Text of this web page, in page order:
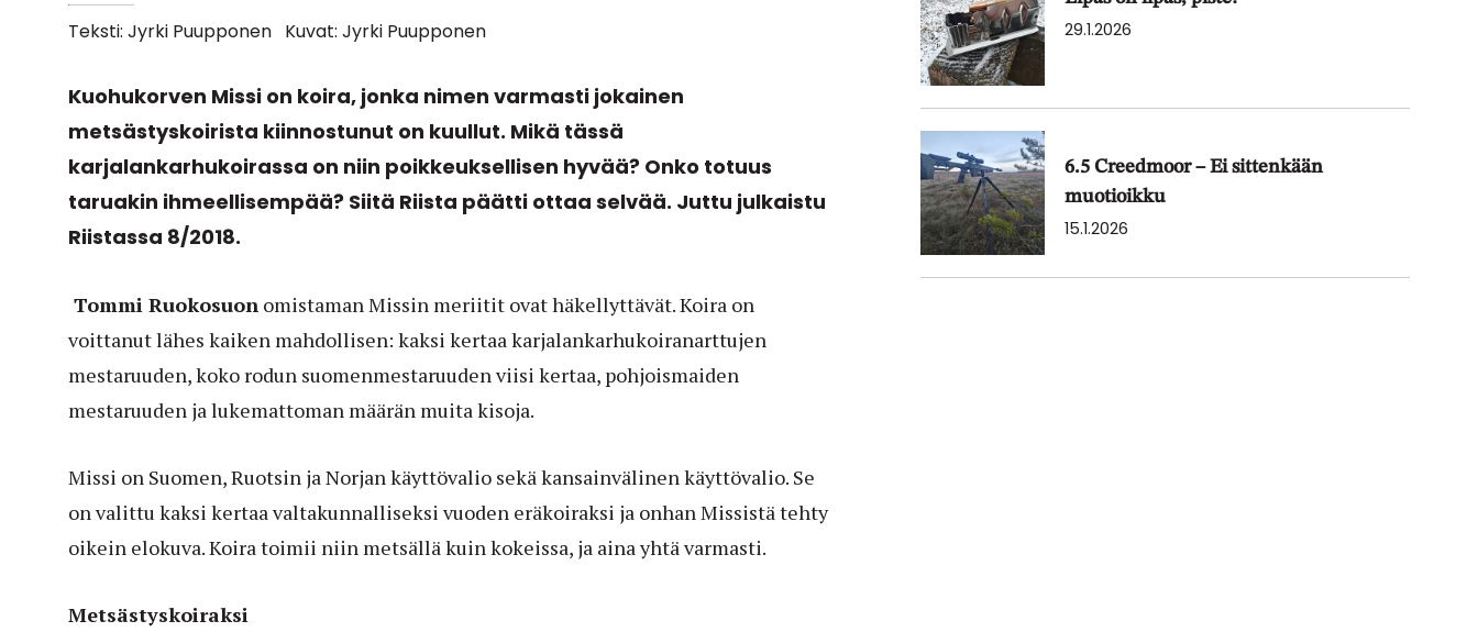
Teksti: Jyrki Puupponen Kuvat: Jyrki Puupponen
Kuohukorven Missi on koira, jonka nimen varmasti jokainen
metsästyskoirista kiinnostunut on kuullut. Mikä tässä
karjalankarhukoirassa on niin poikkeuksellisen hyvää? Onko totuus
taruakin ihmeellisempää? Siitä Riista päätti ottaa selvää. Juttu julkaistu
Riistassa 8/2018.
Tommi Ruokosuon omistaman Missin meriitit ovat häkellyttävät. Koira on
voittanut lähes kaiken mahdollisen: kaksi kertaa karjalankarhukoiranarttujen
mestaruuden, koko rodun suomenmestaruuden viisi kertaa, pohjoismaiden
mestaruuden ja lukemattoman määrän muita kisoja.
Missi on Suomen, Ruotsin ja Norjan käyttövalio sekä kansainvälinen käyttövalio. Se
on valittu kaksi kertaa valtakunnalliseksi vuoden eräkoiraksi ja onhan Missistä tehty
oikein elokuva. Koira toimii niin metsällä kuin kokeissa, ja aina yhtä varmasti.
Metsästyskoiraksi
29.1.2026
6.5 Creedmoor – Ei sittenkään
muotioikku
15.1.2026